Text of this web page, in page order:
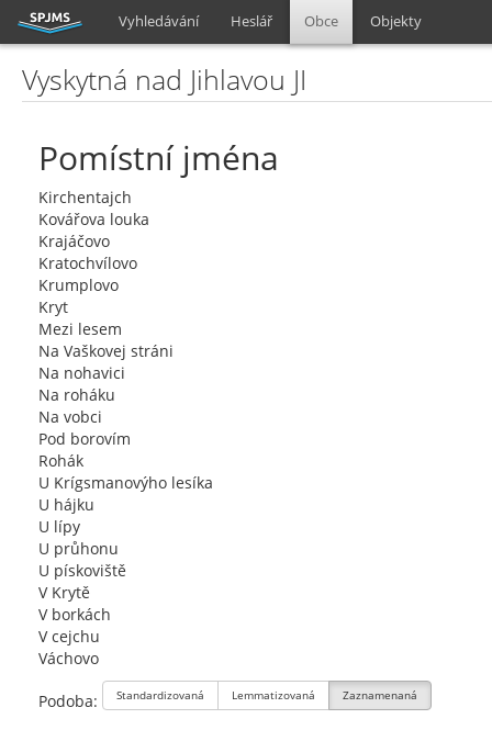
Vyhledávání Heslář Obce Objekty
Vyskytná nad Jihlavou JI
Pomístní jména
Kirchentajch
Kovářova louka
Krajáčovo
Kratochvílovo
Krumplovo
Kryt
Mezi lesem
Na Vaškovej stráni
Na nohavici
Na roháku
Na vobci
Pod borovím
Rohák
U Krígsmanovýho lesíka
U hájku
U lípy
U průhonu
U pískoviště
V Krytě
V borkách
V cejchu
Váchovo
Podoba: Standardizovaná Lemmatizovaná Zaznamenaná